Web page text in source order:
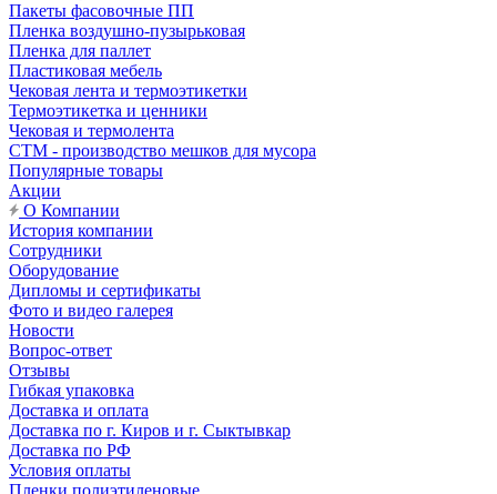
Пакеты фасовочные ПП
Пленка воздушно-пузырьковая
Пленка для паллет
Пластиковая мебель
Чековая лента и термоэтикетки
Термоэтикетка и ценники
Чековая и термолента
СТМ - производство мешков для мусора
Популярные товары
Акции
О Компании
История компании
Сотрудники
Оборудование
Дипломы и сертификаты
Фото и видео галерея
Новости
Вопрос-ответ
Отзывы
Гибкая упаковка
Доставка и оплата
Доставка по г. Киров и г. Сыктывкар
Доставка по РФ
Условия оплаты
Пленки полиэтиленовые